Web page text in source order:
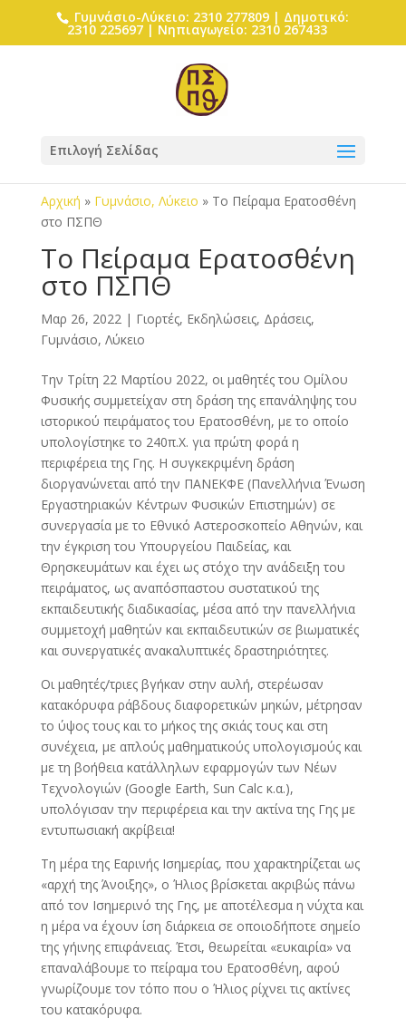
Γυμνάσιο-Λύκειο: 2310 277809 | Δημοτικό:
2310 225697 | Νηπιαγωγείο: 2310 267433
Επιλογή Σελίδας
Αρχική » Γυμνάσιο, Λύκειο » Το Πείραμα Ερατοσθένη
στο ΠΣΠΘ
Το Πείραμα Ερατοσθένη
στο ΠΣΠΘ
Μαρ 26, 2022| Γιορτές, Εκδηλώσεις, Δράσεις,
Γυμνάσιο, Λύκειο
Την Τρίτη 22 Μαρτίου 2022, οι μαθητές του Ομίλου
Φυσικής συμμετείχαν στη δράση της επανάληψης του
ιστορικού πειράματος του Ερατοσθένη, με το οποίο
υπολογίστηκε το 240π.Χ. για πρώτη φορά η
περιφέρεια της Γης. Η συγκεκριμένη δράση
διοργανώνεται από την ΠΑΝΕΚΦΕ (Πανελλήνια Ένωση
Εργαστηριακών Κέντρων Φυσικών Επιστημών) σε
συνεργασία με το Εθνικό Αστεροσκοπείο Αθηνών, και
την έγκριση του Υπουργείου Παιδείας, και
Θρησκευμάτων και έχει ως στόχο την ανάδειξη του
πειράματος, ως αναπόσπαστου συστατικού της
εκπαιδευτικής διαδικασίας, μέσα από την πανελλήνια
συμμετοχή μαθητών και εκπαιδευτικών σε βιωματικές
και συνεργατικές ανακαλυπτικές δραστηριότητες.
Οι μαθητές/τριες βγήκαν στην αυλή, στερέωσαν
κατακόρυφα ράβδους διαφορετικών μηκών, μέτρησαν
το ύψος τους και το μήκος της σκιάς τους και στη
συνέχεια, με απλούς μαθηματικούς υπολογισμούς και
με τη βοήθεια κατάλληλων εφαρμογών των Νέων
Τεχνολογιών (Google Earth, Sun Calc κ.α.),
υπολόγισαν την περιφέρεια και την ακτίνα της Γης με
εντυπωσιακή ακρίβεια!
Τη μέρα της Εαρινής Ισημερίας, που χαρακτηρίζεται ως
«αρχή της Άνοιξης», ο Ήλιος βρίσκεται ακριβώς πάνω
από τον Ισημερινό της Γης, με αποτέλεσμα η νύχτα και
η μέρα να έχουν ίση διάρκεια σε οποιοδήποτε σημείο
της γήινης επιφάνειας. Έτσι, θεωρείται «ευκαιρία» να
επαναλάβουμε το πείραμα του Ερατοσθένη, αφού
γνωρίζουμε τον τόπο που ο Ήλιος ρίχνει τις ακτίνες
του κατακόρυφα.